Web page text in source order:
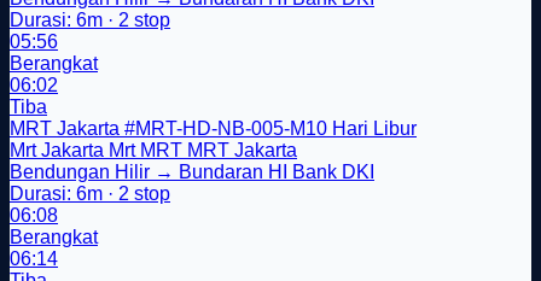
Durasi: 6m · 2 stop
05:56
Berangkat
06:02
Tiba
MRT Jakarta #MRT-HD-NB-005-M10 Hari Libur
Mrt Jakarta Mrt MRT MRT Jakarta
Bendungan Hilir → Bundaran HI Bank DKI
Durasi: 6m · 2 stop
06:08
Berangkat
06:14